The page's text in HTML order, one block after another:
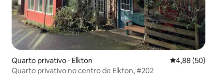
Quarto privativo ⋅ Elkton 4,88 de uma
4,88 (50)
Quarto privativo no centro de Elkton, #202